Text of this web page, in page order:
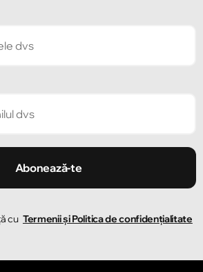
78
Abonează-te
cu Termenii și Politica de confidențialitate